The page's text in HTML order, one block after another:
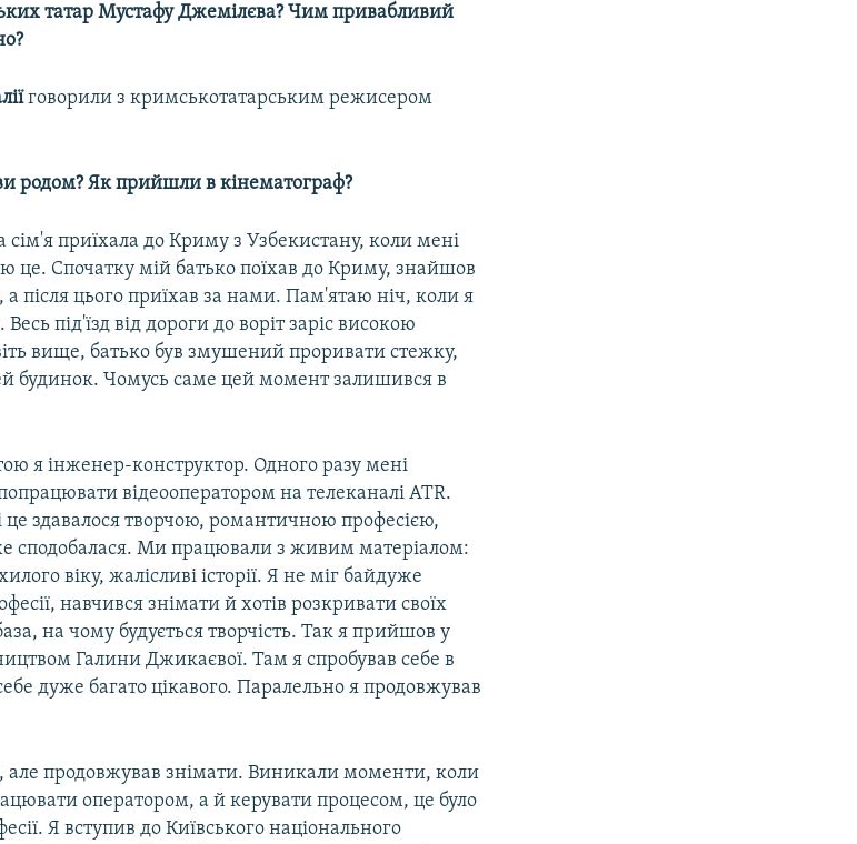
татар Мустафу Джемілєва? Чим привабливий
говорили з кримськотатарським режисером
родом? Як прийшли в кінематограф?
приїхала до Криму з Узбекистану, коли мені
це. Спочатку мій батько поїхав до Криму, знайшов
після цього приїхав за нами. Пам'ятаю ніч, коли я
під'їзд від дороги до воріт заріс високою
вище, батько був змушений проривати стежку,
будинок. Чомусь саме цей момент залишився в
я інженер-конструктор. Одного разу мені
відеооператором на телеканалі ATR.
це здавалося творчою, романтичною професією,
сподобалася. Ми працювали з живим матеріалом:
віку, жалісливі історії. Я не міг байдуже
навчився знімати й хотів розкривати своїх
на чому будується творчість. Так я прийшов у
Галини Джикаєвої. Там я спробував себе в
дуже багато цікавого. Паралельно я продовжував
але продовжував знімати. Виникали моменти, коли
оператором, а й керувати процесом, це було
Я вступив до Київського національного